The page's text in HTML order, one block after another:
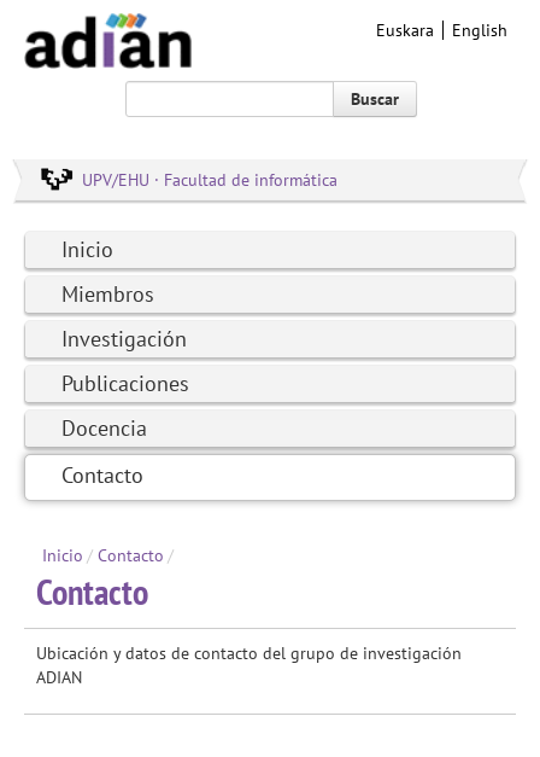
Euskara English
Buscar
UPV/EHU · Facultad de informática
Inicio
Miembros
Investigación
Publicaciones
Docencia
Contacto
Inicio / Contacto /
Contacto
Ubicación y datos de contacto del grupo de investigación
ADIAN